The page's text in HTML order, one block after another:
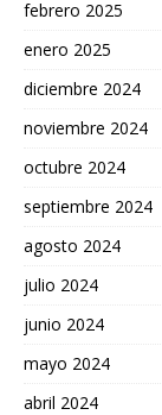
febrero 2025
enero 2025
diciembre 2024
noviembre 2024
octubre 2024
septiembre 2024
agosto 2024
julio 2024
junio 2024
mayo 2024
abril 2024